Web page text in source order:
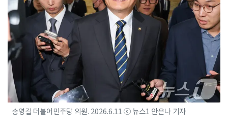
송영길 더불어민주당 의원. 2026.6.11 ⓒ 뉴스1 안은나 기자